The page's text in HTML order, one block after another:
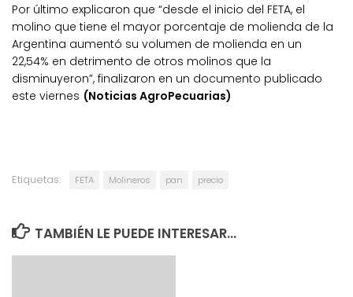
Por último explicaron que “desde el inicio del FETA, el
molino que tiene el mayor porcentaje de molienda de la
Argentina aumentó su volumen de molienda en un
22,54% en detrimento de otros molinos que la
disminuyeron”, finalizaron en un documento publicado
este viernes (Noticias AgroPecuarias)
Etiquetas: FETA Molineros pan precio
TAMBIÉN LE PUEDE INTERESAR...